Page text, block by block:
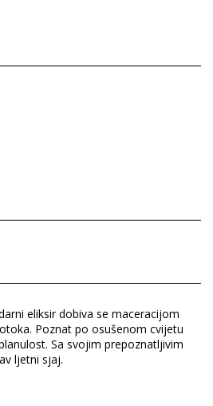
eliksir dobiva se maceracijom
Poznat po osušenom cvijetu
Sa svojim prepoznatljivim
ljetni sjaj.